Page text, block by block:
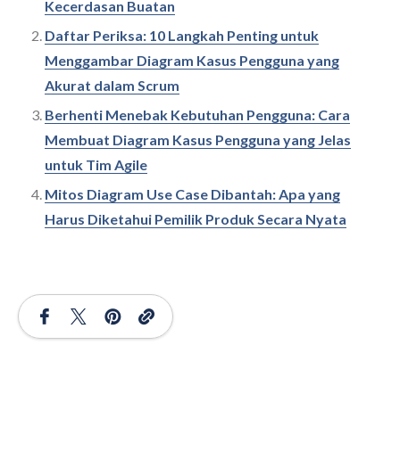
Kecerdasan Buatan
Daftar Periksa: 10 Langkah Penting untuk
Menggambar Diagram Kasus Pengguna yang
Akurat dalam Scrum
Berhenti Menebak Kebutuhan Pengguna: Cara
Membuat Diagram Kasus Pengguna yang Jelas
untuk Tim Agile
Mitos Diagram Use Case Dibantah: Apa yang
Harus Diketahui Pemilik Produk Secara Nyata